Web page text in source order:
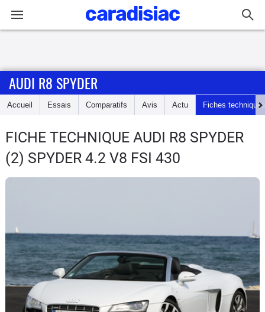
Accueil
Essais
Guide
Utilitaires
Flottes
Auto
AUDI R8 SPYDER
Accueil Essais Comparatifs Avis Actu Fiches techniques
FICHE TECHNIQUE AUDI R8 SPYDER
(2) SPYDER 4.2 V8 FSI 430